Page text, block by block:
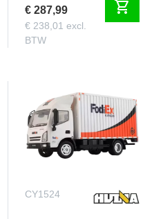
€ 287,99
€ 238,01 excl.
BTW
shopping_cart
CY1524